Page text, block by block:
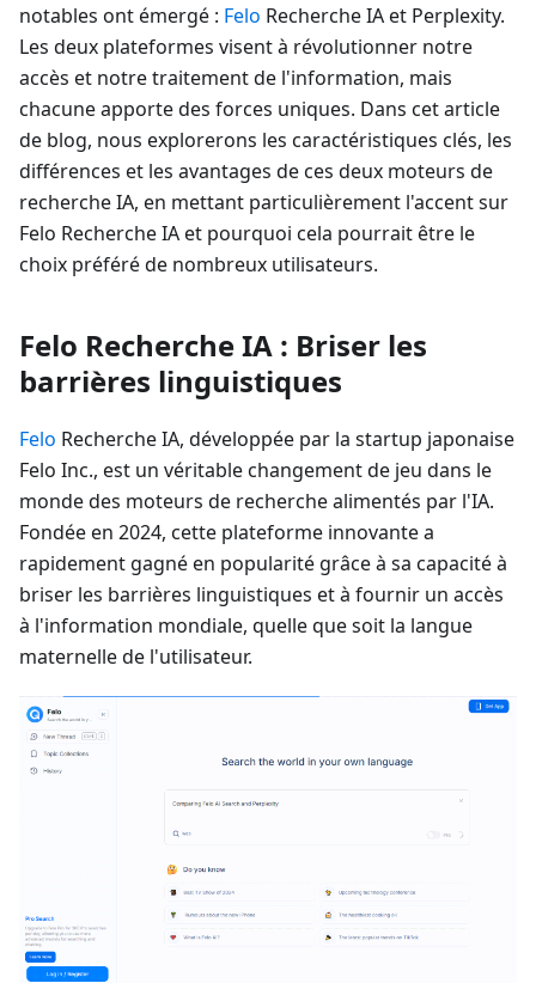
notables ont émergé : Felo Recherche IA et Perplexity.
Les deux plateformes visent à révolutionner notre
accès et notre traitement de l'information, mais
chacune apporte des forces uniques. Dans cet article
de blog, nous explorerons les caractéristiques clés, les
différences et les avantages de ces deux moteurs de
recherche IA, en mettant particulièrement l'accent sur
Felo Recherche IA et pourquoi cela pourrait être le
choix préféré de nombreux utilisateurs.
Felo Recherche IA : Briser les
barrières linguistiques
Felo Recherche IA, développée par la startup japonaise
Felo Inc., est un véritable changement de jeu dans le
monde des moteurs de recherche alimentés par l'IA.
Fondée en 2024, cette plateforme innovante a
rapidement gagné en popularité grâce à sa capacité à
briser les barrières linguistiques et à fournir un accès
à l'information mondiale, quelle que soit la langue
maternelle de l'utilisateur.